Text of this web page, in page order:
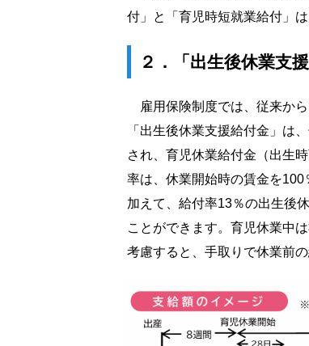
付」と「育児時短就業給付」
２．「出生後休業支
雇用保険制度では、従来から
「出生後休業支援給付金」は
され、育児休業給付金（出生
率は、休業開始時の賃金を
加えて、給付率13％の出生後
ことができます。育児休業中
考慮すると、手取りで休業前